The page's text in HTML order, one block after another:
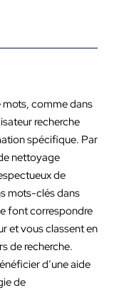
mots, comme dans
recherche
spécifique. Par
nettoyage
de
mots-clés dans
font correspondre
et vous classent en
de recherche.
d’une aide
de